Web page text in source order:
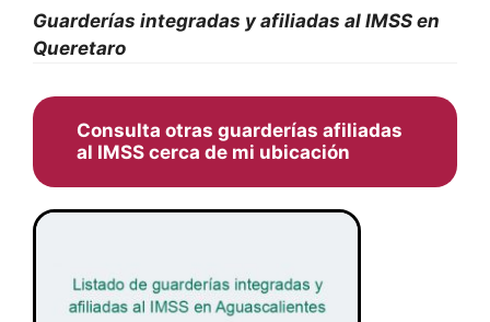
Guarderías integradas y afiliadas al IMSS en
Queretaro
Consulta otras guarderías afiliadas
al IMSS cerca de mi ubicación